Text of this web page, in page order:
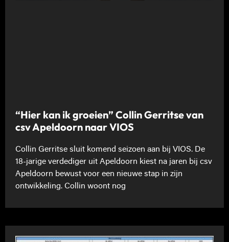
“Hier kan ik groeien” Collin Gerritse van
csv Apeldoorn naar VIOS
Collin Gerritse sluit komend seizoen aan bij VIOS. De
18-jarige verdediger uit Apeldoorn kiest na jaren bij csv
Apeldoorn bewust voor een nieuwe stap in zijn
ontwikkeling. Collin woont nog